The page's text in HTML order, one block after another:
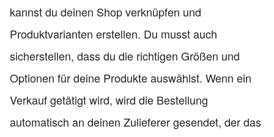
kannst du deinen Shop verknüpfen und
Produktvarianten erstellen. Du musst auch
sicherstellen, dass du die richtigen Größen und
Optionen für deine Produkte auswählst. Wenn ein
Verkauf getätigt wird, wird die Bestellung
automatisch an deinen Zulieferer gesendet, der das